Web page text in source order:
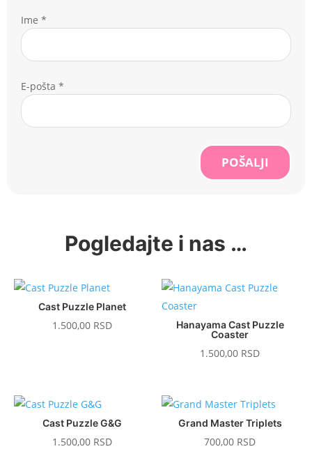
Ime *
E-pošta *
POŠALJI
Pogledajte i nas …
Cast Puzzle Planet
1.500,00 RSD
Hanayama Cast Puzzle
Coaster
1.500,00 RSD
Cast Puzzle G&G
1.500,00 RSD
Grand Master Triplets
700,00 RSD